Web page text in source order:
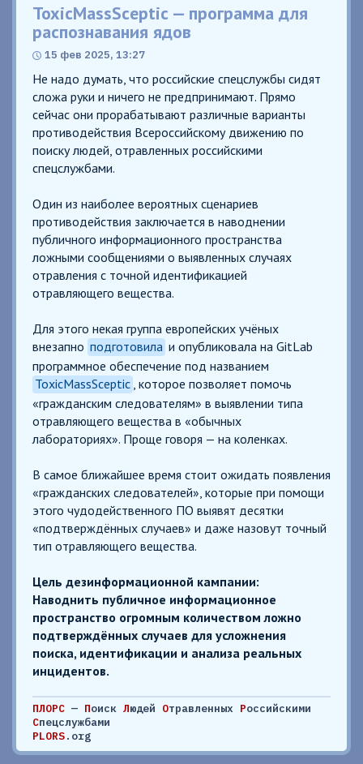
ToxicMassSceptic — программа для
распознавания ядов
15 фев 2025, 13:27
Не надо думать, что российские спецслужбы сидят
сложа руки и ничего не предпринимают. Прямо
сейчас они прорабатывают различные варианты
противодействия Всероссийскому движению по
поиску людей, отравленных российскими
спецслужбами.
Один из наиболее вероятных сценариев
противодействия заключается в наводнении
публичного информационного пространства
ложными сообщениями о выявленных случаях
отравления с точной идентификацией
отравляющего вещества.
Для этого некая группа европейских учёных
внезапно подготовила и опубликовала на GitLab
программное обеспечение под названием
ToxicMassSceptic , которое позволяет помочь
«гражданским следователям» в выявлении типа
отравляющего вещества в «обычных
лабораториях». Проще говоря — на коленках.
В самое ближайшее время стоит ожидать появления
«гражданских следователей», которые при помощи
этого чудодейственного ПО выявят десятки
«подтверждённых случаев» и даже назовут точный
тип отравляющего вещества.
Цель дезинформационной кампании:
Наводнить публичное информационное
пространство огромным количеством ложно
подтверждённых случаев для усложнения
поиска, идентификации и анализа реальных
инцидентов.
ПЛОРС — Поиск Людей Отравленных Российскими
Спецслужбами
PLORS.org